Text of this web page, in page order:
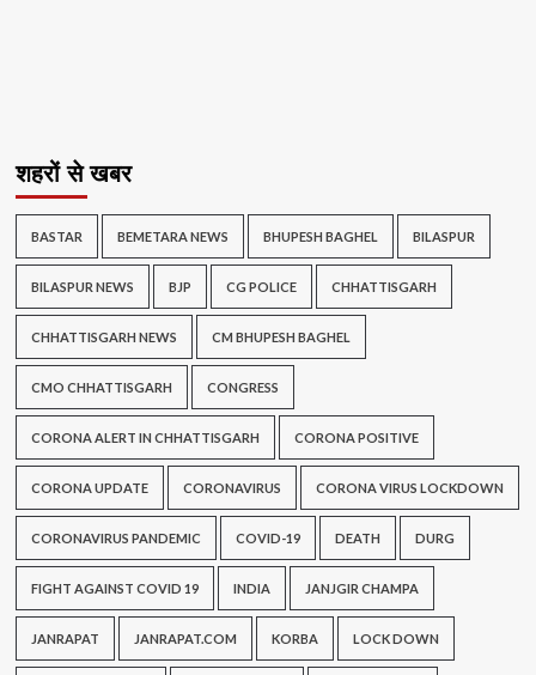
शहरों से खबर
BASTAR BEMETARA NEWS BHUPESH BAGHEL BILASPUR
BILASPUR NEWS BJP CG POLICE CHHATTISGARH
CHHATTISGARH NEWS CM BHUPESH BAGHEL
CMO CHHATTISGARH CONGRESS
CORONA ALERT IN CHHATTISGARH CORONA POSITIVE
CORONA UPDATE CORONAVIRUS CORONA VIRUS LOCKDOWN
CORONAVIRUS PANDEMIC COVID-19 DEATH DURG
FIGHT AGAINST COVID 19 INDIA JANJGIR CHAMPA
JANRAPAT JANRAPAT.COM KORBA LOCK DOWN